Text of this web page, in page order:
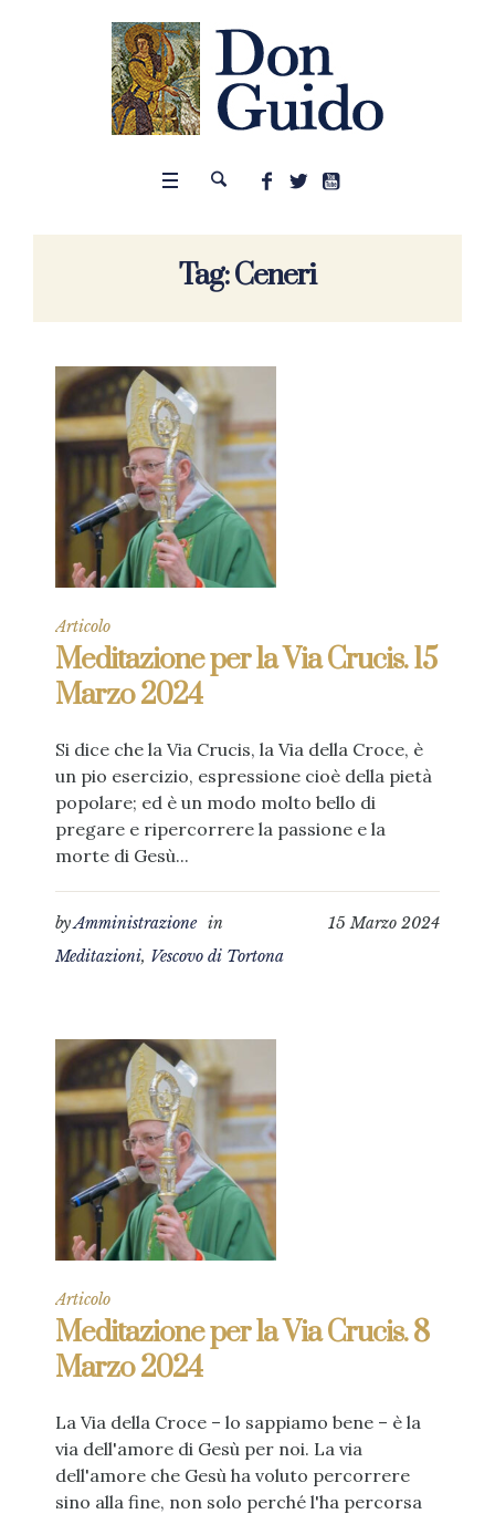
Tag:Ceneri
Articolo
Meditazione per la Via Crucis. 15
Marzo 2024
Si dice che la Via Crucis, la Via della Croce, è
un pio esercizio, espressione cioè della pietà
popolare; ed è un modo molto bello di
pregare e ripercorrere la passione e la
morte di Gesù...
15 Marzo 2024
byAmministrazione in
Meditazioni, Vescovo di Tortona
Articolo
Meditazione per la Via Crucis. 8
Marzo 2024
La Via della Croce – lo sappiamo bene – è la
via dell'amore di Gesù per noi. La via
dell'amore che Gesù ha voluto percorrere
sino alla fine, non solo perché l'ha percorsa